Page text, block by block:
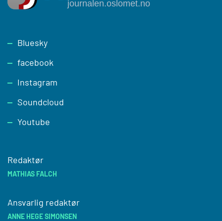
Footer
Bluesky
facebook
Instagram
Soundcloud
Youtube
Redaktør
MATHIAS FALCH
Ansvarlig redaktør
ANNE HEGE SIMONSEN